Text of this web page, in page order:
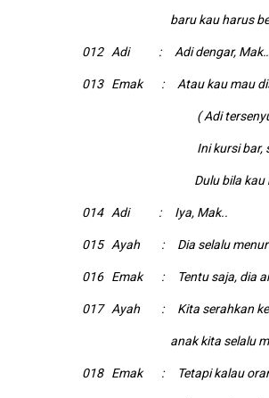
baru kau harus berhati-
012 Adi : Adi dengar,
013 Emak : Atau kau mau
( Adi
Ini kursi bar,
Dulu bila
014 Adi : Iya, Mak..
015 Ayah : Dia selalu
016 Emak : Tentu saja, dia
017 Ayah : Kita serahkan
anak kita selalu
018 Emak : Tetapi kalau